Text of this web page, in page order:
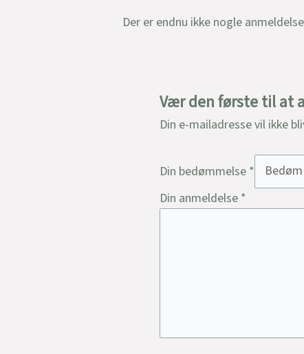
Der er endnu ikke nogle
Vær den første til at
Din e-mailadresse vil ikke
Din bedømmelse *
Din anmeldelse *